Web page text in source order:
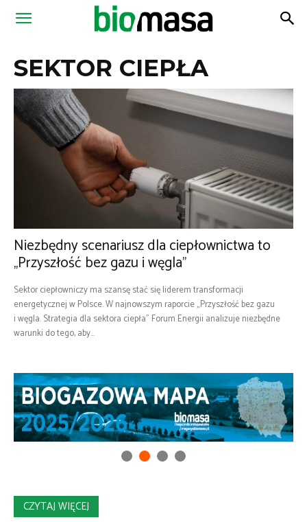
Magazyn
SEKTOR CIEPŁA
Niezbędny scenariusz dla ciepłownictwa to
„Przyszłość bez gazu i węgla”
Sektor ciepłowniczy ma szansę stać się liderem transformacji
energetycznej w Polsce. W najnowszym raporcie „Przyszłość bez gazu
i węgla. Strategia dla sektora ciepła” Forum Energii analizuje niezbędne
warunki do tego, aby...
CZYTAJ WIĘCEJ